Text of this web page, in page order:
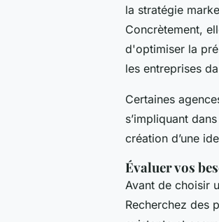
la stratégie
Concrètement,
d'optimiser la
les entreprises
Certaines
s’impliquant
création d’une
Évaluer vos
Avant de choisir
Recherchez des